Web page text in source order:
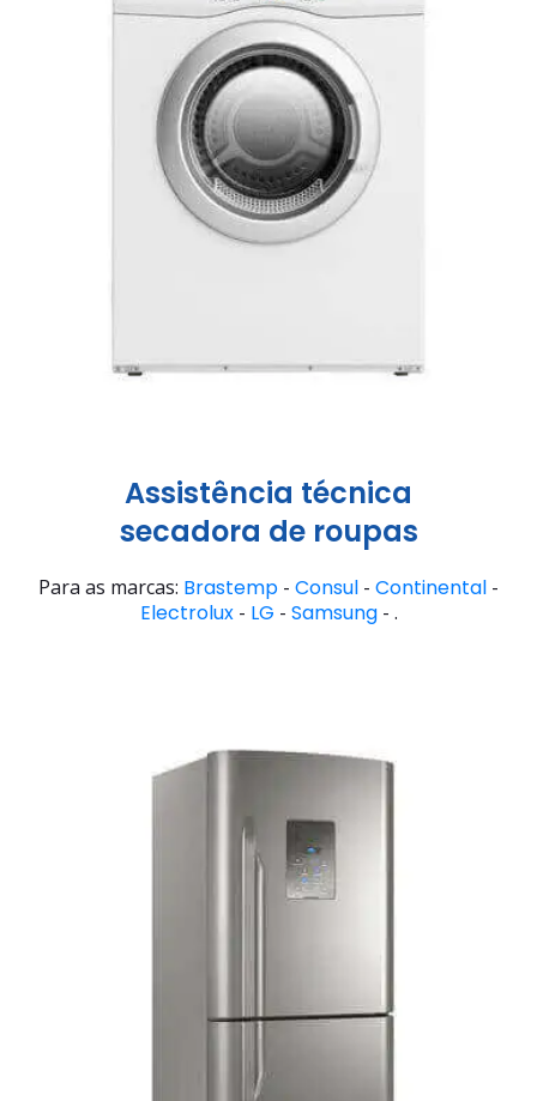
Assistência técnica
secadora de roupas
Para as marcas: Brastemp - Consul - Continental -
Electrolux- LG - Samsung- .